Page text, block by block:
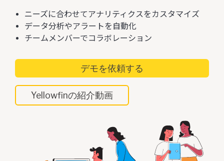
ニーズに合わせてアナリティクスをカスタマイズ
データ分析やアラートを自動化
チームメンバーでコラボレーション
デモを依頼する
Yellowfinの紹介動画